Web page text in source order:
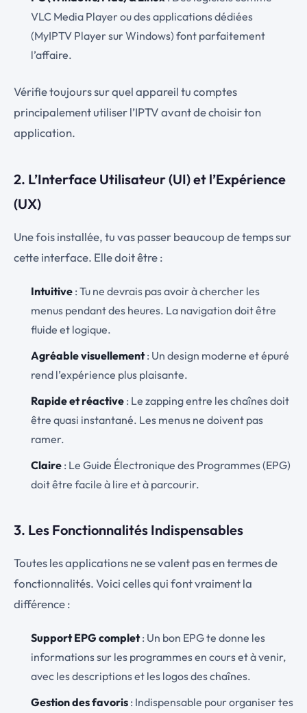
VLC Media Player ou des applications dédiées
(MyIPTV Player sur Windows) font parfaitement
l’affaire.
Vérifie toujours sur quel appareil tu comptes
principalement utiliser l’IPTV avant de choisir ton
application.
2. L’Interface Utilisateur (UI) et l’Expérience
(UX)
Une fois installée, tu vas passer beaucoup de temps sur
cette interface. Elle doit être :
Intuitive : Tu ne devrais pas avoir à chercher les
menus pendant des heures. La navigation doit être
fluide et logique.
Agréable visuellement: Un design moderne et épuré
rend l’expérience plus plaisante.
Rapide et réactive : Le zapping entre les chaînes doit
être quasi instantané. Les menus ne doivent pas
ramer.
Claire : Le Guide Électronique des Programmes (EPG)
doit être facile à lire et à parcourir.
3. Les Fonctionnalités Indispensables
Toutes les applications ne se valent pas en termes de
fonctionnalités. Voici celles qui font vraiment la
différence :
Support EPG complet: Un bon EPG te donne les
informations sur les programmes en cours et à venir,
avec les descriptions et les logos des chaînes.
Gestion des favoris : Indispensable pour organiser tes